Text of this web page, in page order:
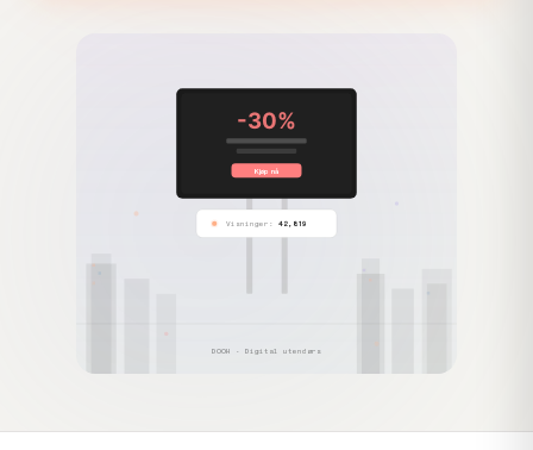
Kontakt
-30%
Kjøp nå
Visninger:42,819
DOOH · Digital utendørs